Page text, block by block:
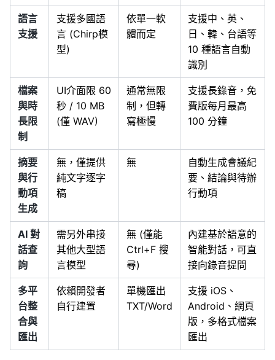
語言
支援
支援多國語
言 (Chirp模
型)
依單一軟
體而定
支援中、英、
日、韓、台語等
10 種語言自動
識別
檔案
與時
長限
制
UI介面限 60
秒 / 10 MB
(僅 WAV)
通常無限
制，但轉
寫極慢
支援長錄音，免
費版每月最高
100 分鐘
摘要
與行
動項
生成
無，僅提供
純文字逐字
稿
無
自動生成會議紀
要、結論與待辦
行動項
AI 對
話查
詢
需另外串接
其他大型語
言模型
無 (僅能
Ctrl+F 搜
尋)
內建基於語意的
智能對話，可直
接向錄音提問
多平
台整
合與
匯出
依賴開發者
自行建置
單機匯出
TXT/Word
支援 iOS、
Android、網頁
版，多格式檔案
匯出